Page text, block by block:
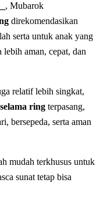
, Mubarok
direkomendasikan
serta untuk anak yang
lebih aman, cepat, dan
relatif lebih singkat,
selama ring terpasang,
bersepeda, serta aman
mudah terkhusus untuk
sunat tetap bisa